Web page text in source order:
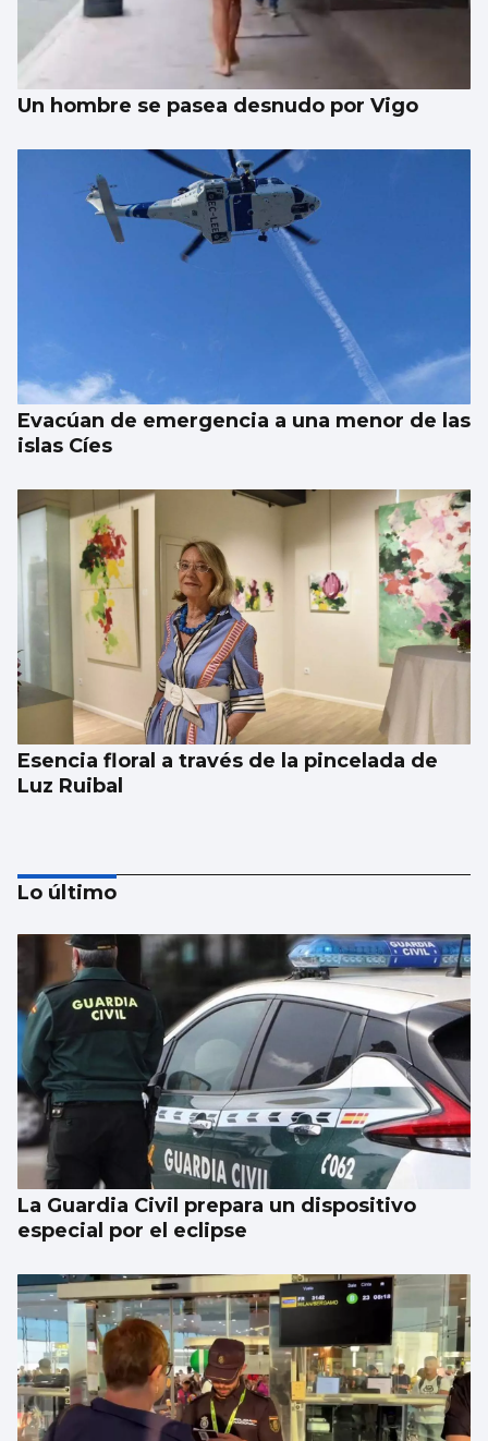
Un hombre se pasea desnudo por Vigo
Evacúan de emergencia a una menor de las
islas Cíes
Esencia floral a través de la pincelada de
Luz Ruibal
Xanma Louro, de The Rapants: “Sempre foi
complicado dicir que tocamos. Somos un
guiso, abertos a todo”
Lo último
La Guardia Civil prepara un dispositivo
especial por el eclipse